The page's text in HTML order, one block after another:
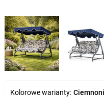
Kolorowe warianty: